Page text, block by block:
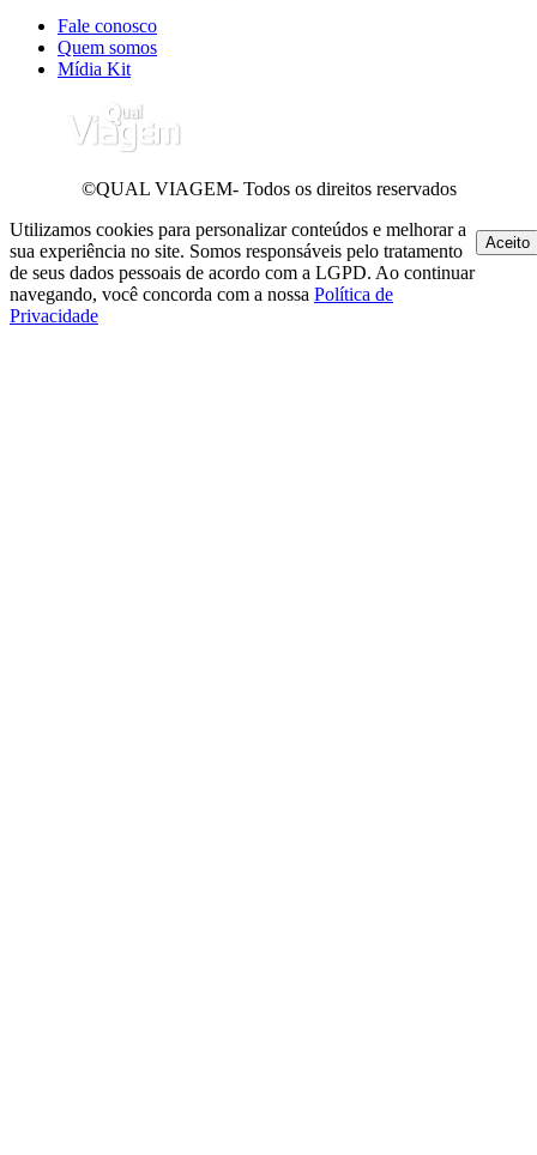
Fale conosco
Quem somos
Mídia Kit
©QUAL VIAGEM- Todos os direitos reservados
Utilizamos cookies para personalizar conteúdos e melhorar a
sua experiência no site. Somos responsáveis pelo tratamento
de seus dados pessoais de acordo com a LGPD. Ao continuar
navegando, você concorda com a nossa Política de
Privacidade
Aceito